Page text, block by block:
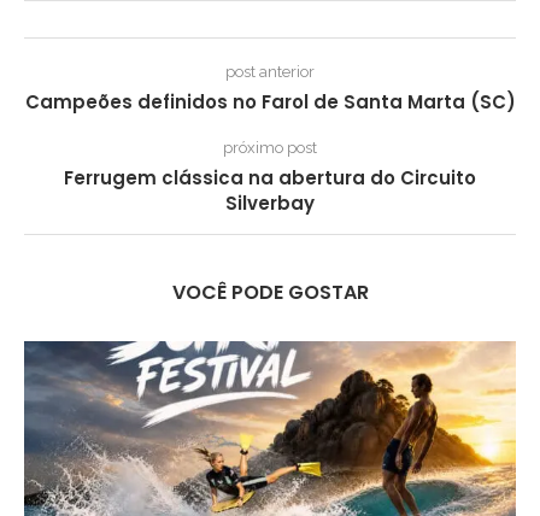
post anterior
Campeões definidos no Farol de Santa Marta (SC)
próximo post
Ferrugem clássica na abertura do Circuito
Silverbay
VOCÊ PODE GOSTAR